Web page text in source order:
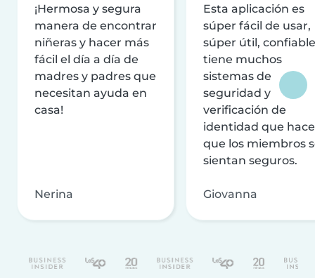
¡Hermosa y segura
manera de encontrar
niñeras y hacer más
fácil el día a día de
madres y padres que
necesitan ayuda en
casa!
Nerina
Esta aplicación es
súper fácil de usar,
súper útil,
tiene muchos
sistemas de
seguridad y
verificación de
identidad que
que los miembros
sientan seguros.
Giovanna